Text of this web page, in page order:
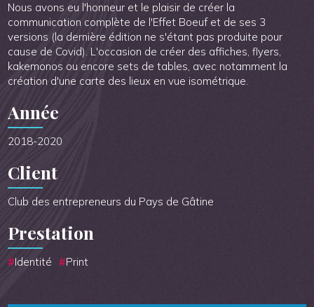
Nous avons eu l'honneur et le plaisir de créer la
communication complète de l'Effet Boeuf et de ses 3
versions (la dernière édition ne s'étant pas produite pour
cause de Covid). L'occasion de créer des affiches, flyers,
kakemonos ou encore sets de tables, avec notamment la
création d'une carte des lieux en vue isométrique.
Année
2018-2020
Client
Club des entrepreneurs du Pays de Gâtine
Prestation
Identité Print